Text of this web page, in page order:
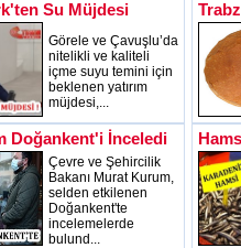
Su Müjdesi
Görele ve Çavuşlu’da
nitelikli ve kaliteli
içme suyu temini için
beklenen yatırım
müjdesi,...
Doğankent'i İnceledi
Çevre ve Şehircilik
Bakanı Murat Kurum,
selden etkilenen
Doğankent'te
incelemelerde
bulund...